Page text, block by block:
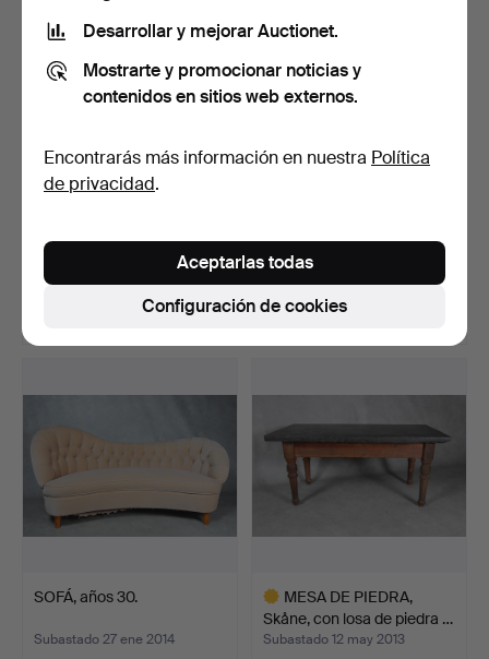
conjunto de seis sillas …
Roos, finales d…
Subastado 5 ene 2026
32 pujas
SOFÁ, años 30.
Subastado 27 ene 2014
MESA DE PIEDRA,
Skåne, con losa de piedra …
Subastado 12 may 2013
Desarrollar y mejorar Auctionet.
Mostrarte y promocionar noticias y
contenidos en sitios web externos.
Encontrarás más información en nuestra Política
de privacidad.
Configuración de cookies
Aceptarlas todas